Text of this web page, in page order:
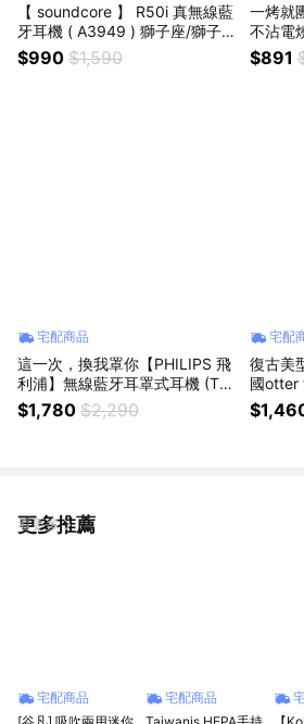
【 soundcore 】 R50i 真無線藍
牙耳機 ( A3949 ) 獅子座/獅子座
生日/生日禮物/禮物推薦/重低音/
長續航/實用禮物/音質體驗升級/
$990 $1,590
一烤就
不沾電
肉爐
生日/生
$891
宅配商品
這一次，換我罩你【PHILIPS 飛
利浦】無線藍牙耳罩式耳機 (TA
H2300) 獅子座/獅子座生日/生
日快樂/專屬你的好聲音/輕量設
$1,780 $2,290
宅配
復古美
國otter
煮壺/電
) 新居
更多推薦
看更多
宅配商品
宅配商品